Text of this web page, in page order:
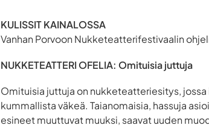
KULISSIT KAINALOSSA
Vanhan Porvoon Nukketeatterifestivaalin
NUKKETEATTERI OFELIA: Omituisia juttuja
Omituisia juttuja on nukketeatteriesitys,
kummallista väkeä. Taianomaisia, hassuja
esineet muuttuvat muuksi, saavat uuden